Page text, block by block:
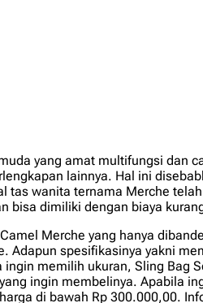
yang amat multifungsi dan
lainnya. Hal ini
tas wanita ternama Merche
bisa dimiliki dengan biaya
Merche yang hanya
Adapun spesifikasinya yakni
memilih ukuran, Sling Bag
ingin membelinya. Apabila
di bawah Rp 300.000,00.